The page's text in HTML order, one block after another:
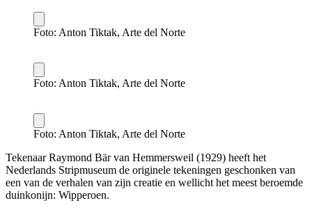
Foto: Anton Tiktak, Arte del Norte
Foto: Anton Tiktak, Arte del Norte
Foto: Anton Tiktak, Arte del Norte
Tekenaar Raymond Bär van Hemmersweil (1929) heeft het
Nederlands Stripmuseum de originele tekeningen geschonken van
een van de verhalen van zijn creatie en wellicht het meest beroemde
duinkonijn: Wipperoen.